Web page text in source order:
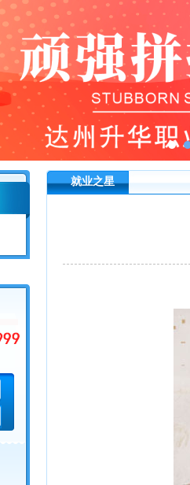
就业之星